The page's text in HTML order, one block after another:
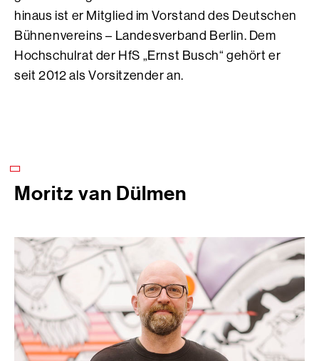
hinaus ist er Mitglied im Vorstand des Deutschen
Bühnenvereins – Landesverband Berlin. Dem
Hochschulrat der HfS „Ernst Busch“ gehört er
seit 2012 als Vorsitzender an.
Moritz van Dülmen